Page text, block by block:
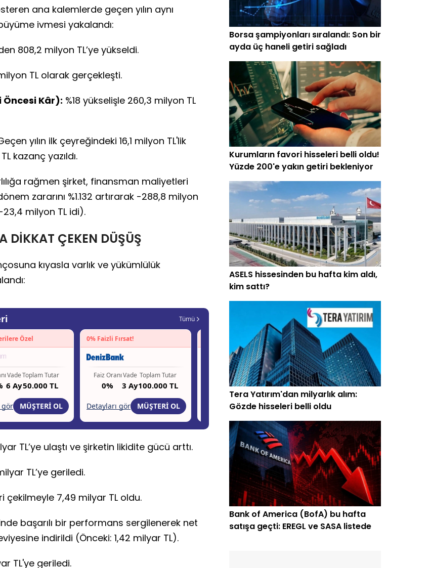
ana kalemlerde geçen yılın aynı
ivmesi yakalandı:
808,2 milyon TL’ye yükseldi.
TL olarak gerçekleşti.
Öncesi Kâr): %18 yükselişle 260,3 milyon TL
yılın ilk çeyreğindeki 16,1 milyon TL'lik
kazanç yazıldı.
rağmen şirket, finansman maliyetleri
zararını %1.132 artırarak -288,8 milyon
23,4 milyon TL idi).
DİKKAT ÇEKEN DÜŞÜŞ
kıyasla varlık ve yükümlülük
TL’ye ulaştı ve şirketin likidite gücü arttı.
TL’ye geriledi.
çekilmeyle 7,49 milyar TL oldu.
başarılı bir performans sergilenerek net
indirildi (Önceki: 1,42 milyar TL).
TL'ye geriledi.
Borsa şampiyonları sıralandı: Son bir
ayda üç haneli getiri sağladı
Kurumların favori hisseleri belli oldu!
Yüzde 200'e yakın getiri bekleniyor
ASELS hissesinden bu hafta kim aldı,
kim sattı?
Tera Yatırım'dan milyarlık alım:
Gözde hisseleri belli oldu
Bank of America (BofA) bu hafta
satışa geçti: EREGL ve SASA listede